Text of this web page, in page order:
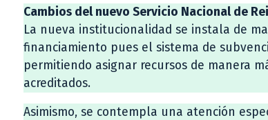
Cambios del nuevo Servicio Nacional de
La nueva institucionalidad se instala de
financiamiento pues el sistema de
permitiendo asignar recursos de manera
acreditados.
Asimismo, se contempla una atención